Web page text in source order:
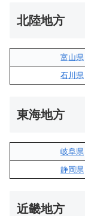
北陸地方
富山県
石川県
東海地方
岐阜県
静岡県
近畿地方